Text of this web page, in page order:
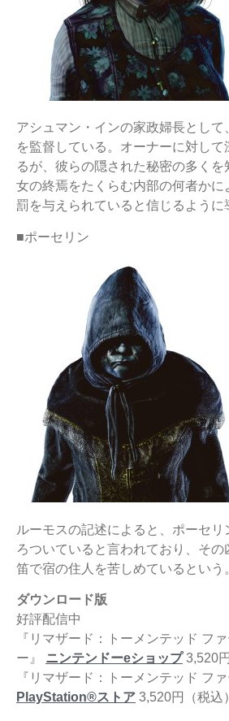
アシュマン・インの家政婦長として
を監督している。オーナーに対し
るが、彼らの隠された秘密の多く
女の終焉をたくらむ内部の何者かに
罰を与えられていると信じるように
■ポーセリン
ルーモスの記述によると、ポーセリ
ろついていると言われており、その
笛で宿の住人を苦しめているという
ダウンロード版
好評配信中
『リマザード：トーメンテッド フ
ー』 ニンテンドーeショップ3,520
『リマザード：トーメンテッド ファ
PlayStation®ストア 3,520円（税込）